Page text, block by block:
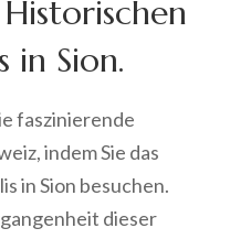
in Sion.
faszinierende
indem Sie das
in Sion besuchen.
dieser